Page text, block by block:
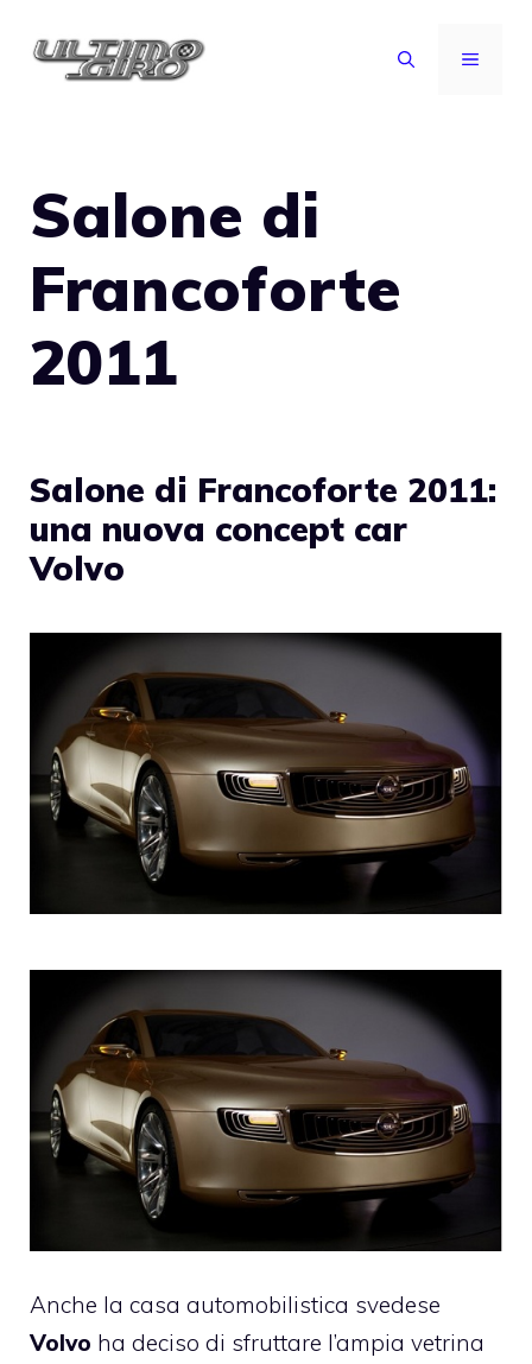
MENU
Salone di
Francoforte
2011
Salone di Francoforte 2011:
una nuova concept car
Volvo
Anche la casa automobilistica svedese
Volvo ha deciso di sfruttare l’ampia vetrina